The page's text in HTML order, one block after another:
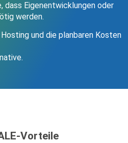
dass Eigenentwicklungen oder
werden.
und die planbaren Kosten
Vorteile